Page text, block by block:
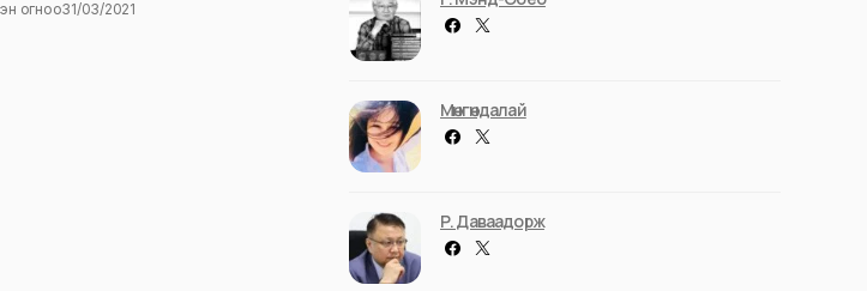
огноо31/03/2021
Мөнгөндалай
Р. Даваадорж